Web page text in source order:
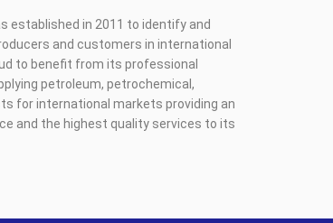
established in 2011 to identify and
and customers in international
to benefit from its professional
petroleum, petrochemical,
for international markets providing an
and the highest quality services to its